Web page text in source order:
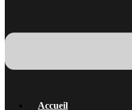
Accueil